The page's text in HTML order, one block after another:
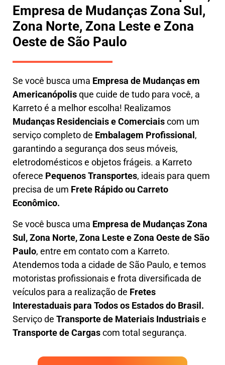
Empresa de Mudanças Zona Sul,
Zona Norte, Zona Leste e Zona
Oeste de São Paulo
Se você busca uma Empresa de Mudanças em
Americanópolisque cuide de tudo para você, a
Karretoé a melhor escolha! Realizamos
Mudanças Residenciais e Comerciaiscom um
serviço completo de Embalagem Profissional ,
garantindo a segurança dos seus móveis,
eletrodomésticos e objetos frágeis. a Karreto
oferece Pequenos Transportes, ideais para quem
precisa de um Frete Rápido ou Carreto
Econômico.
Se você busca uma Empresa de Mudanças Zona
Sul, Zona Norte, Zona Leste e Zona Oeste de São
Paulo, entre em contato com a Karreto.
Atendemos toda a cidade de São Paulo, e temos
motoristas profissionais e frota diversificada de
veículos para a realização de Fretes
Interestaduais para Todos os Estados do Brasil.
Serviço de Transporte de Materiais Industriaise
Transporte de Cargascom total segurança.